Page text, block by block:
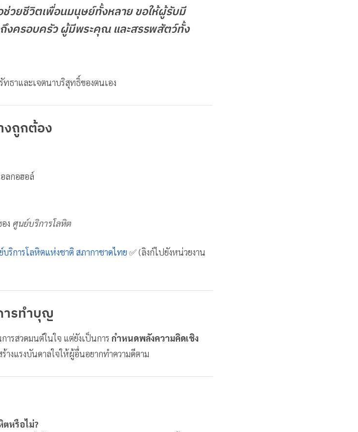
ช่วยชีวิตเพื่อนมนุษย์ทั้งหลาย ขอให้ผู้รับมี
ครอบครัว ผู้มีพระคุณ และสรรพสัตว์ทั้ง
ธาและเจตนาบริสุทธิ์ของตนเอง
งถูกต้อง
ลกอฮอล์
ง ศูนย์บริการโลหิต
บริการโลหิตแห่งชาติ สภากาชาดไทย ✅ (ลิงก์ไปยังหน่วยงาน
ารทำบุญ
รสวดมนต์ในใจ แต่ยังเป็นการ กำหนดพลังความคิดเชิง
างแรงบันดาลใจให้ผู้อื่นอยากทำความดีตาม
หรือไม่?